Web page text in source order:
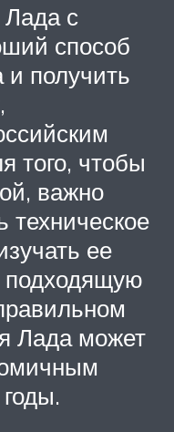
Лада с
способ
и получить
того, чтобы
важно
техническое
ее
подходящую
Лада может